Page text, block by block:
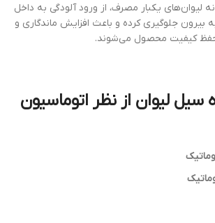
لیوان‌های یکبار مصرف، از ورود آلودگی به داخل
جلوگیری کرده و باعث افزایش ماندگاری و
کیفیت محصول می‌شوند.
سیل لیوان از نظر اتوماسیون